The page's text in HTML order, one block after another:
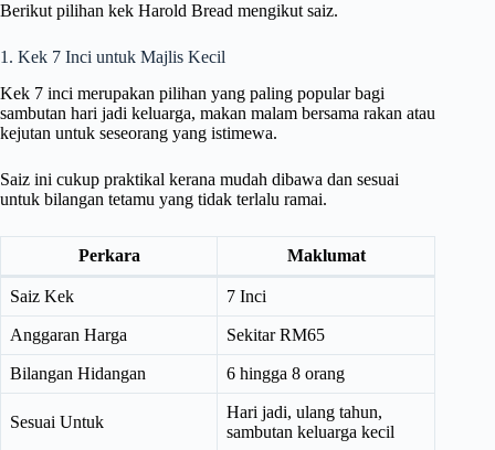
Berikut pilihan kek Harold Bread mengikut saiz.
1. Kek 7 Inci untuk Majlis Kecil
Kek 7 inci merupakan pilihan yang paling popular bagi
sambutan hari jadi keluarga, makan malam bersama rakan atau
kejutan untuk seseorang yang istimewa.
Saiz ini cukup praktikal kerana mudah dibawa dan sesuai
untuk bilangan tetamu yang tidak terlalu ramai.
Perkara Maklumat
Saiz Kek 7 Inci
Anggaran Harga Sekitar RM65
Bilangan Hidangan 6 hingga 8 orang
Sesuai Untuk
Hari jadi, ulang tahun,
sambutan keluarga kecil